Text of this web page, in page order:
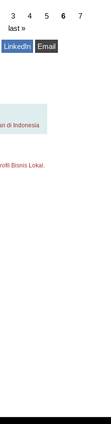
3 4 5 6
7
last »
LinkedIn Email
di Indonesia
Bisnis Lokal.